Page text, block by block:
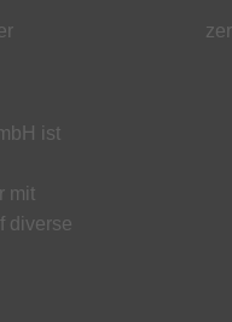
ist
mit
diverse